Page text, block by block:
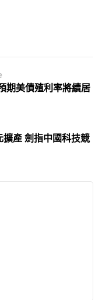
期美債殖利率將續居
產 劍指中國科技競